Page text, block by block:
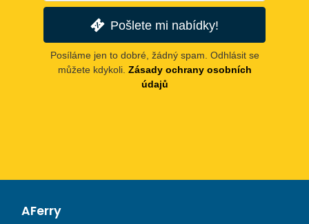
Pošlete mi nabídky!
Posíláme jen to dobré, žádný spam. Odhlásit se
můžete kdykoli. Zásady ochrany osobních
údajů
AFerry